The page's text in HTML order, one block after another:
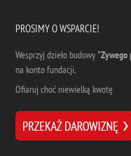
PROSIMY O WSPARCIE!
Wesprzyj dzieło budowy "Zywego
na konto fundacji.
Ofiaruj choć niewielką kwotę